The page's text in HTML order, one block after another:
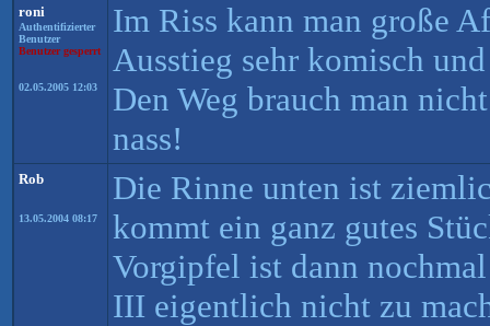
roni
Authentifizierter
Benutzer
Benutzer gesperrt
02.05.2005 12:03
Im Riss kann man große
Ausstieg sehr komisch
Den Weg brauch man
nass!
Rob
13.05.2004 08:17
Die Rinne unten ist
kommt ein ganz gutes
Vorgipfel ist dann
III eigentlich nicht zu